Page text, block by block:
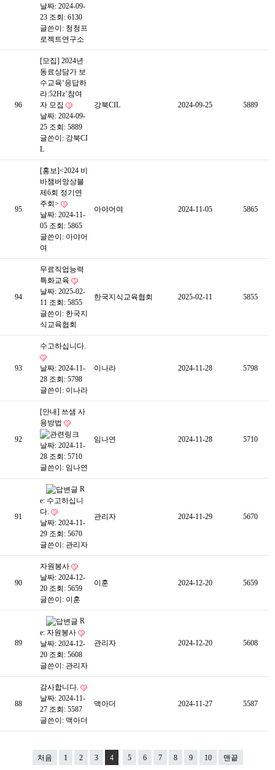
날짜: 2024-09-
23 조회: 6130
글쓴이: 청청프
로젝트연구소
96
[모집] 2024년
동료상담가 보
수교육‘응답하
라:52Hz’참여
자 모집
날짜: 2024-09-
25 조회: 5889
글쓴이: 강북CI
L
강북CIL 2024-09-25 5889
95
[홍보]<2024 비
바챔버앙상블
제6회 정기연
주회>
날짜: 2024-11-
05 조회: 5865
글쓴이: 아야어
여
아야어여 2024-11-05 5865
94
무료직업능력
특화교육
날짜: 2025-02-
11 조회: 5855
글쓴이: 한국지
식교육협회
한국지식교육협회 2025-02-11 5855
93
수고하십니다.
날짜: 2024-11-
28 조회: 5798
글쓴이: 이나라
이나라 2024-11-28 5798
92
[안내] 쓰샘 사
용방법
날짜: 2024-11-
28 조회: 5710
글쓴이: 임나연
임나연 2024-11-28 5710
91
R
e: 수고하십니
다.
날짜: 2024-11-
29 조회: 5670
글쓴이: 관리자
관리자 2024-11-29 5670
90
자원봉사
날짜: 2024-12-
20 조회: 5659
글쓴이: 이훈
이훈 2024-12-20 5659
89
R
e: 자원봉사
날짜: 2024-12-
20 조회: 5608
글쓴이: 관리자
관리자 2024-12-20 5608
88
감사합니다.
날짜: 2024-11-
27 조회: 5587
글쓴이: 맥아더
맥아더 2024-11-27 5587
처음 1 2 3 4 5 6 7 8 9 10 맨끝